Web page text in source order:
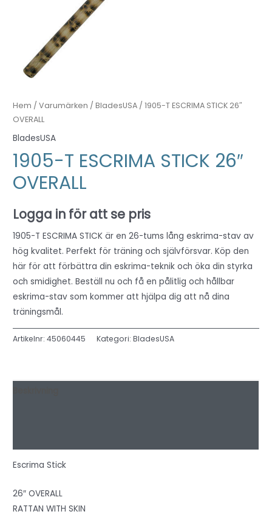
Hem /Varumärken /BladesUSA / 1905-T ESCRIMA STICK 26″
OVERALL
BladesUSA
1905-T ESCRIMA STICK 26″
OVERALL
Logga in för att se pris
1905-T ESCRIMA STICK är en 26-tums lång eskrima-stav av
hög kvalitet. Perfekt för träning och självförsvar. Köp den
här för att förbättra din eskrima-teknik och öka din styrka
och smidighet. Beställ nu och få en pålitlig och hållbar
eskrima-stav som kommer att hjälpa dig att nå dina
träningsmål.
Artikelnr:45060445 Kategori:BladesUSA
Escrima Stick
26″ OVERALL
RATTAN WITH SKIN